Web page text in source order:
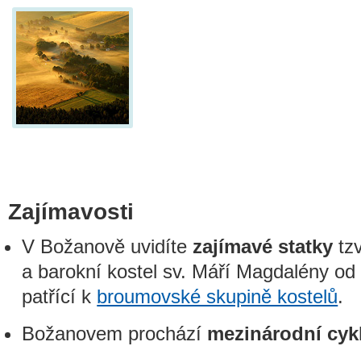
Zajímavosti
V Božanově uvidíte zajímavé statky
a barokní kostel sv. Máří Magdalény
patřící k broumovské skupině kostelů.
Božanovem prochází mezinárodní